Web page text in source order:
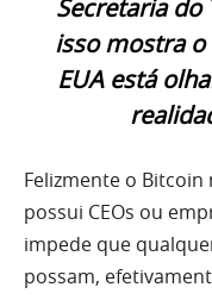
Secretaria do
isso mostra
EUA está
Felizmente o
possui CEOs ou
impede que
possam,